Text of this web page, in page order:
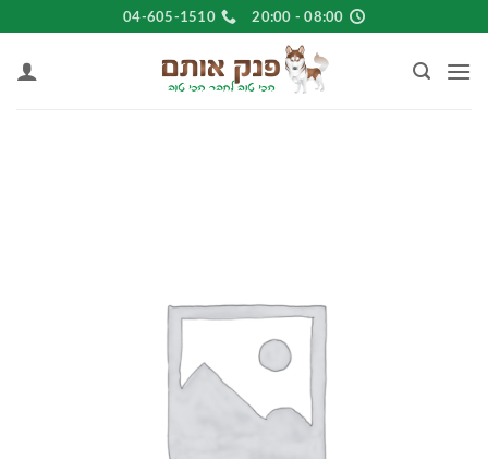
to
content
08:00 - 20:00
04-605-1510